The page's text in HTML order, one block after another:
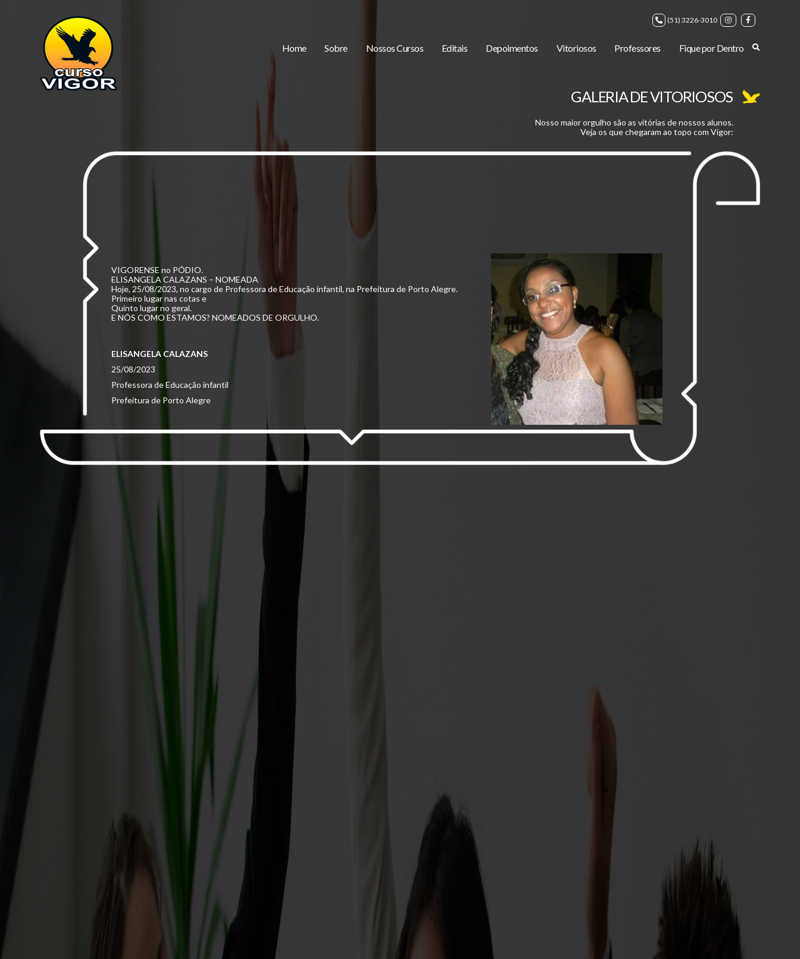
(51) 3226-3010
Home Sobre Nossos Cursos Editais Depoimentos Vitoriosos Professores Fique por Dentro
GALERIA DE VITORIOSOS
Nosso maior orgulho são as vitórias de nossos alunos.
Veja os que chegaram ao topo com Vigor:
VIGORENSE no PÓDIO.
ELISANGELA CALAZANS – NOMEADA
Hoje, 25/08/2023, no cargo de Professora de Educação infantil, na Prefeitura de Porto Alegre.
Primeiro lugar nas cotas e
Quinto lugar no geral.
E NÓS COMO ESTAMOS? NOMEADOS DE ORGULHO.
ELISANGELA CALAZANS
25/08/2023
Professora de Educação infantil
Prefeitura de Porto Alegre